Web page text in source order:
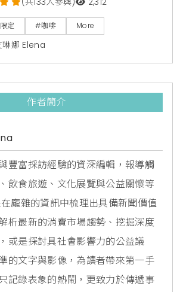
定 #咖啡 More
琳娜 Elena
作者簡介
豐富採訪經驗的資深編輯，報導觸
飲食旅遊、文化展覽與公益關懷等
龐雜的資訊中梳理出具備新聞價值
析最新的消費市場趨勢、挖掘深度
或是探討具社會影響力的公益議
的文字與影像，為讀者帶來第一手
記錄表象的熱鬧，更致力於傳遞事